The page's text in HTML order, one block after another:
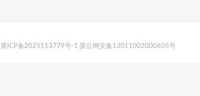
冀ICP备2025113779号-1 冀公网安备13011002000605号